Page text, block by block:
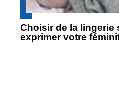
Choisir de la lingerie
exprimer votre